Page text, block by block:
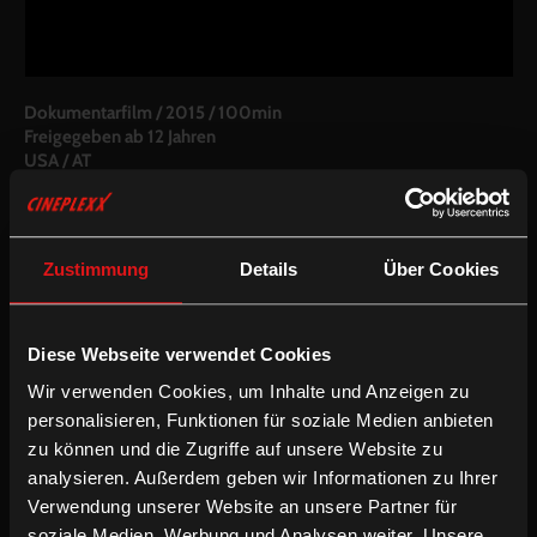
Zustimmung Details Über Cookies
Diese Webseite verwendet Cookies
Wir verwenden Cookies, um Inhalte und Anzeigen zu
personalisieren, Funktionen für soziale Medien anbieten
zu können und die Zugriffe auf unsere Website zu
analysieren. Außerdem geben wir Informationen zu Ihrer
Verwendung unserer Website an unsere Partner für
Dokumentarfilm / 2015 / 100min
Freigegeben ab 12 Jahren
USA / AT
Regie:Friedrich Moser
Drehbuch:Friedrich Moser
Schnitt:Jesper Osmund, Kirk von Heflin
Besetzung:Bill Binney, Thomas Drake, Diane Roark, Ed Loomis,
Deutsche Synchronfassung
Englische OV
Dokumentarfilm/Preisgekrönt